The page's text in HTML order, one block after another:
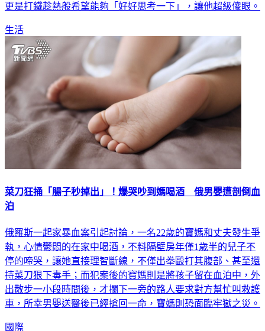
更是打鐵趁熱般希望能夠「好好思考一下」，讓他超級傻眼。
生活
菜刀狂捅「腸子秒掉出」！爆哭吵到媽喝酒 俄男嬰遭剖倒血
泊
俄羅斯一起家暴血案引起討論，一名22歲的寶媽和丈夫發生爭
執，心情鬱悶的在家中喝酒，不料隔壁房年僅1歲半的兒子不
停的啼哭，讓她直接理智斷線，不僅出拳毆打其腹部、甚至還
持菜刀狠下毒手；而犯案後的寶媽則是將孩子留在血泊中，外
出散步一小段時間後，才攔下一旁的路人要求對方幫忙叫救護
車，所幸男嬰送醫後已經搶回一命，寶媽則恐面臨牢獄之災。
國際